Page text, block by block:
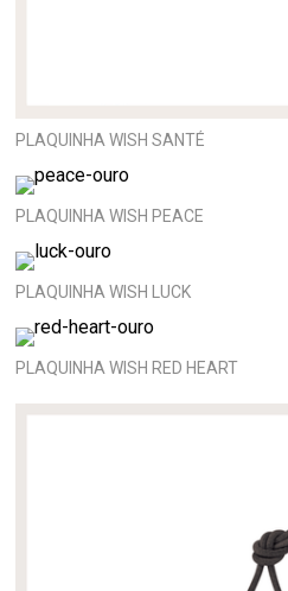
PLAQUINHA WISH SANTÉ
PLAQUINHA WISH PEACE
PLAQUINHA WISH LUCK
PLAQUINHA WISH RED HEART